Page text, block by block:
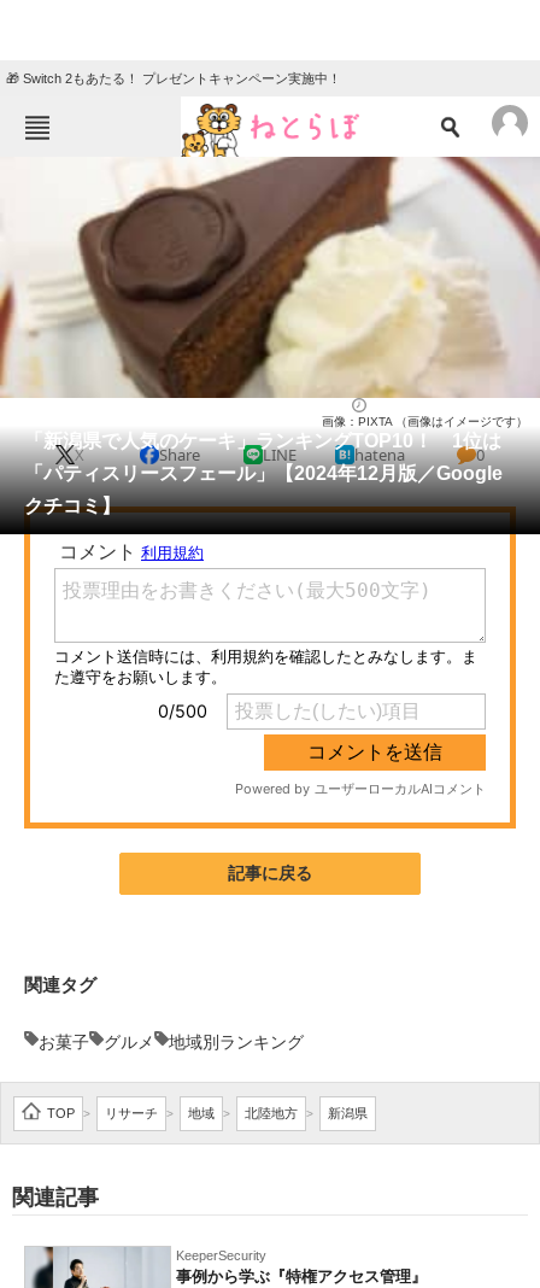
🎁 Switch 2もあたる！ プレゼントキャンペーン実施中！
ニュース
クイズ
グルメ 地域
住まい 教育・育児
動物
会員記事
メディア
注目記事を集めた総合ページ
ITの今と未来を見通す
スマホと通信の最新トレンド
進化するPCとデバイスの未来
AI活用のいまが分かる
企業向けIT製品の総合サイト
製造業のIT導入・活用を支援
モノづくり技術者専門サイト
「新潟県で人気のケーキ」ランキングTOP10！ 1位は
「パティスリースフェール」【2024年12月版／Google
クチコミ】
画像：PIXTA （画像はイメージです）
X Share LINE hatena 0
記事に戻る
関連タグ
お菓子 グルメ 地域別ランキング
TOP > リサーチ > 地域 > 北陸地方 > 新潟県
関連記事
KeeperSecurity
事例から学ぶ『特権アクセス管理』